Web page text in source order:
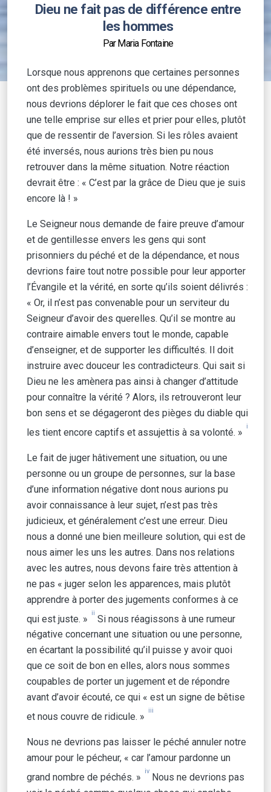
Dieu ne fait pas de différence entre
les hommes
Par Maria Fontaine
Lorsque nous apprenons que certaines personnes
ont des problèmes spirituels ou une dépendance,
nous devrions déplorer le fait que ces choses ont
une telle emprise sur elles et prier pour elles, plutôt
que de ressentir de l’aversion. Si les rôles avaient
été inversés, nous aurions très bien pu nous
retrouver dans la même situation. Notre réaction
devrait être : « C’est par la grâce de Dieu que je suis
encore là ! »
Le Seigneur nous demande de faire preuve d’amour
et de gentillesse envers les gens qui sont
prisonniers du péché et de la dépendance, et nous
devrions faire tout notre possible pour leur apporter
l’Évangile et la vérité, en sorte qu’ils soient délivrés :
« Or, il n’est pas convenable pour un serviteur du
Seigneur d’avoir des querelles. Qu’il se montre au
contraire aimable envers tout le monde, capable
d’enseigner, et de supporter les difficultés. Il doit
instruire avec douceur les contradicteurs. Qui sait si
Dieu ne les amènera pas ainsi à changer d’attitude
pour connaître la vérité ? Alors, ils retrouveront leur
bon sens et se dégageront des pièges du diable qui
les tient encore captifs et assujettis à sa volonté. »
i
Le fait de juger hâtivement une situation, ou une
personne ou un groupe de personnes, sur la base
d’une information négative dont nous aurions pu
avoir connaissance à leur sujet, n’est pas très
judicieux, et généralement c’est une erreur. Dieu
nous a donné une bien meilleure solution, qui est de
nous aimer les uns les autres. Dans nos relations
avec les autres, nous devons faire très attention à
ne pas « juger selon les apparences, mais plutôt
apprendre à porter des jugements conformes à ce
qui est juste. »
ii
Si nous réagissons à une rumeur
négative concernant une situation ou une personne,
en écartant la possibilité qu’il puisse y avoir quoi
que ce soit de bon en elles, alors nous sommes
coupables de porter un jugement et de répondre
avant d’avoir écouté, ce qui « est un signe de bêtise
et nous couvre de ridicule. »
iii
Nous ne devrions pas laisser le péché annuler notre
amour pour le pécheur, « car l’amour pardonne un
grand nombre de péchés. »
iv
Nous ne devrions pas